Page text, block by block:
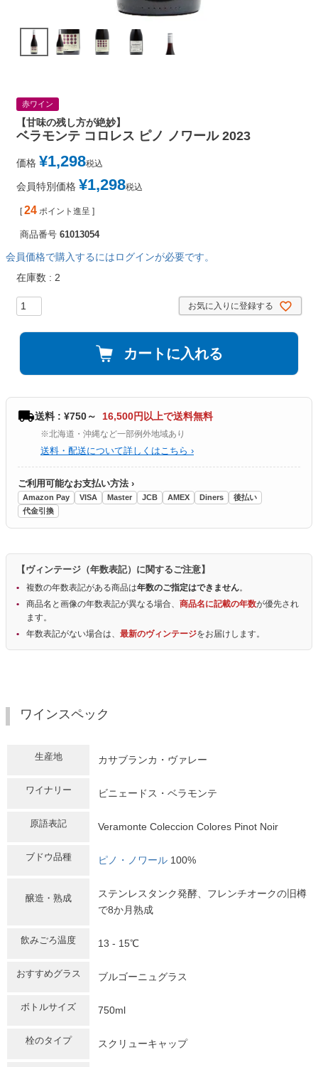
赤ワイン
【甘味の残し方が絶妙】
ベラモンテ コロレス ピノ ノワール 2023
価格 ¥1,298税込
会員特別価格 ¥1,298税込
[ 24 ポイント進呈 ]
商品番号 61013054
会員価格で購入するにはログインが必要です。
在庫数
2
お気に入りに登録する
カートに入れる
送料 : ¥750～ 16,500円以上で送料無料
※北海道・沖縄など一部例外地域あり
送料・配送について詳しくはこちら ›
ご利用可能なお支払い方法 ›
Amazon Pay VISA Master JCB AMEX Diners
後払い
代金引換
【ヴィンテージ（年数表記）に関するご注意】
複数の年数表記がある商品は年数のご指定はできません。
商品名と画像の年数表記が異なる場合、 商品名に記載の年数が優先され
ます。
年数表記がない場合は、 最新のヴィンテージをお届けします。
ワインスペック
生産地 カサブランカ・ヴァレー
ワイナリー ビニェードス・ベラモンテ
原語表記 Veramonte Coleccion Colores Pinot Noir
ブドウ品種 ピノ・ノワール 100%
醸造・熟成
ステンレスタンク発酵、フレンチオークの旧樽
で8か月熟成
飲みごろ温度 13 - 15℃
おすすめグラス ブルゴーニュグラス
ボトルサイズ 750ml
栓のタイプ スクリューキャップ